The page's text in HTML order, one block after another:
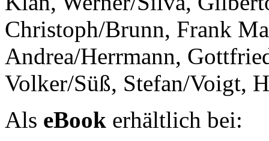
Christoph/Brunn, Frank
Andrea/Herrmann,
Volker/Süß, Stefan/Voigt,
Als eBook erhältlich bei: